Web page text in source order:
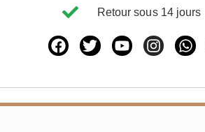
Retour sous 14 jours